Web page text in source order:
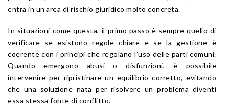
entra in un’area di rischio giuridico molto concreta.
In situazioni come questa, il primo passo è sempre quello di
verificare se esistono regole chiare e se la gestione è
coerente con i principi che regolano l’uso delle parti comuni.
Quando emergono abusi o disfunzioni, è possibile
intervenire per ripristinare un equilibrio corretto, evitando
che una soluzione nata per risolvere un problema diventi
essa stessa fonte di conflitto.